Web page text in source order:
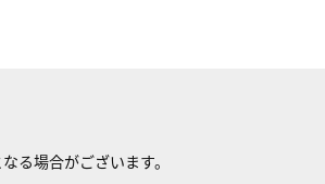
る場合がございます。